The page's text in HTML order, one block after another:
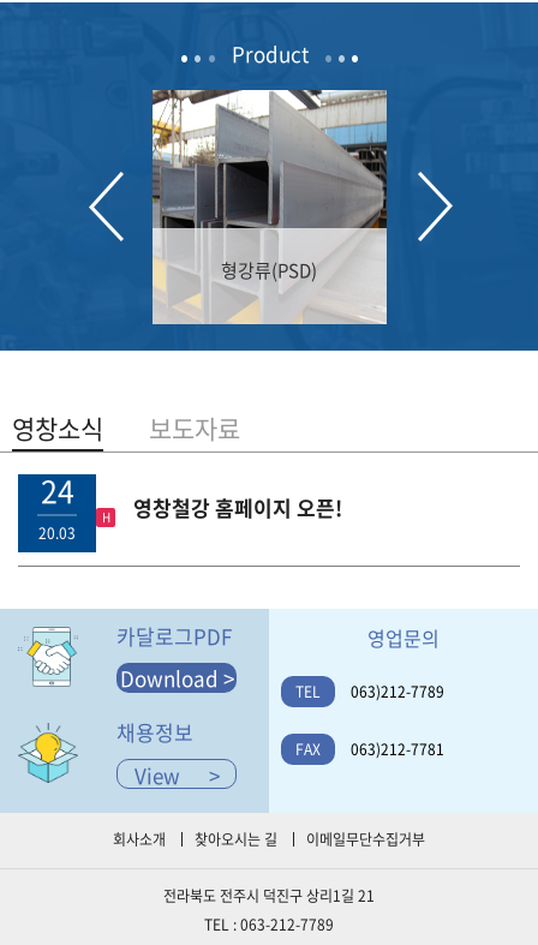
Product
형강류(PSD)
영창소식 보도자료
H
24
20.03
영창철강 홈페이지 오픈!
카달로그PDF
Download >
채용정보
View >
영업문의
TEL 063)212-7789
FAX 063)212-7781
회사소개 찾아오시는 길 이메일무단수집거부
전라북도 전주시 덕진구 상리1길 21
TEL : 063-212-7789